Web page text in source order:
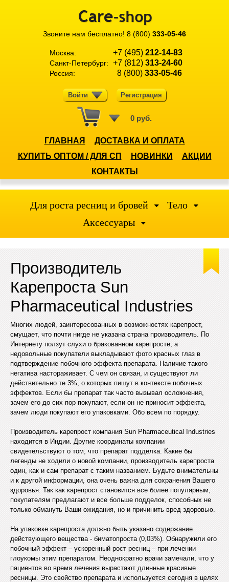
Звоните нам бесплатно! 8 (800) 333-05-46
Москва: +7 (495) 212-14-83
Санкт-Петербург: +7 (812) 313-24-60
Россия: 8 (800) 333-05-46
Войти Регистрация
0 руб.
ГЛАВНАЯ
ДОСТАВКА И ОПЛАТА
КУПИТЬ ОПТОМ / ДЛЯ СП
НОВИНКИ
АКЦИИ
КОНТАКТЫ
Для роста ресниц и бровей
Тело
Аксессуары
Производитель
Карепроста Sun
Pharmaceutical Industries
Многих людей, заинтересованных в возможностях карепрост,
смущает, что почти нигде не указана страна производитель. По
Интернету ползут слухи о бракованном карепросте, а
недовольные покупатели выкладывают фото красных глаз в
подтверждение побочного эффекта препарата. Наличие такого
негатива настораживает. С чем он связан, и существуют ли
действительно те 3%, о которых пишут в контексте побочных
эффектов. Если бы препарат так часто вызывал осложнения,
зачем его до сих пор покупают, если он не приносит эффекта,
зачем люди покупают его упаковками. Обо всем по порядку.
Производитель карепрост компания Sun Pharmaceutical Industries
находится в Индии. Другие координаты компании
свидетельствуют о том, что препарат подделка. Какие бы
легенды не ходили о новой компании, производитель карепроста
один, как и сам препарат с таким названием. Будьте внимательны
и к другой информации, она очень важна для сохранения Вашего
здоровья. Так как карепрост становится все более популярным,
покупателям предлагают и все больше подделок, способных не
только обмануть Ваши ожидания, но и причинить вред здоровью.
На упаковке карепроста должно быть указано содержание
действующего вещества - биматопроста (0,03%). Обнаружили его
побочный эффект – ускоренный рост ресниц – при лечении
глоукомы этим препаратом. Неоднократно врачи замечали, что у
пациентов во время лечения вырастают длинные красивые
ресницы. Это свойство препарата и используется сегодня в целях